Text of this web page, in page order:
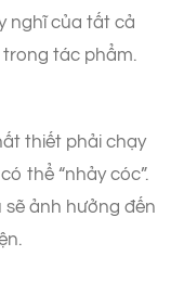
nghĩ của tất cả
tác phẩm.
thiết phải chạy
thể “nhảy cóc”.
ảnh hưởng đến